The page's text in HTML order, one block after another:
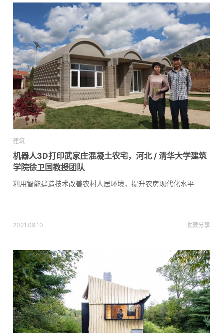
建筑
机器人3D打印武家庄混凝土农宅，河北 / 清华大学建筑
学院徐卫国教授团队
利用智能建造技术改善农村人居环境，提升农房现代化水平
2021.09.10 收藏分享